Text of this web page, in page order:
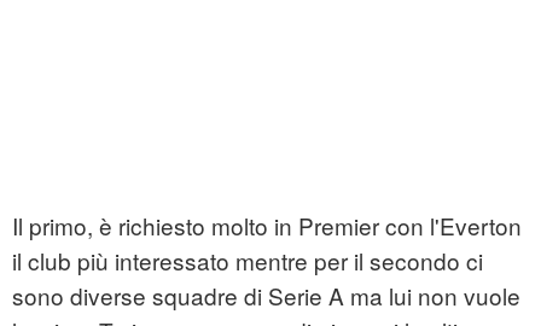
Il primo, è richiesto molto in Premier con l'Everton
il club più interessato mentre per il secondo ci
sono diverse squadre di Serie A ma lui non vuole